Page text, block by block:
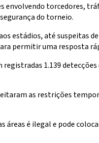
torcedores,
do torneio.
estádios, até suspeitas
permitir uma resposta
1.139
as restrições
é ilegal e pode